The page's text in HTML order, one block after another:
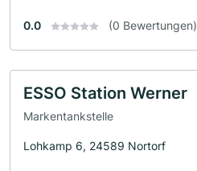
0.0 (0 Bewertungen)
ESSO Station Werner
Markentankstelle
Lohkamp 6, 24589 Nortorf